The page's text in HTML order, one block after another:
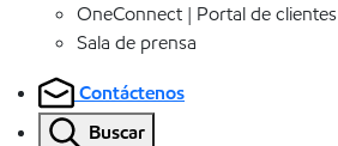
OneConnect | Portal de clientes
Sala de prensa
Contáctenos
Buscar